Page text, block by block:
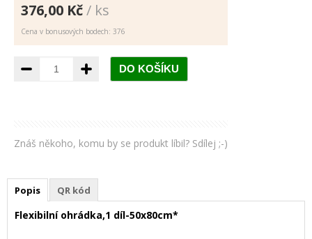
376,00 Kč/ ks
Cena v bonusových bodech: 376
Znáš někoho, komu by se produkt líbil? Sdílej ;-)
Popis QR kód
Flexibilní ohrádka,1 díl-50x80cm*